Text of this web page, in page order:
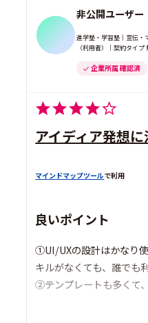
非公開ユーザー
進学塾・学習塾｜宣伝・
（利用者）｜契約タイプ
企業所属 確認済
アイディア発想
マインドマップツールで利用
良いポイント
①UI/UXの設計はかなり
キルがなくても、誰でも
②テンプレートも多くて